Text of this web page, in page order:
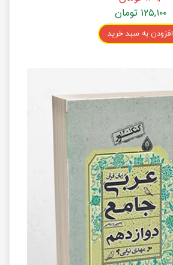
۱۲۵,۱۰۰ تومان
افزودن به سبد خرید